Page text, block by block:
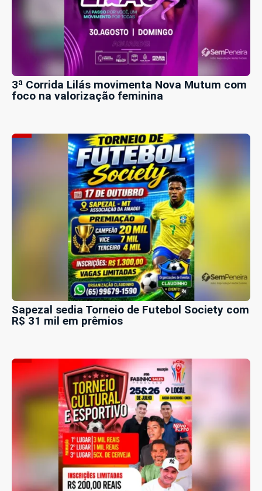
3ª Corrida Lilás movimenta Nova Mutum com
foco na valorização feminina
Sapezal sedia Torneio de Futebol Society com
R$ 31 mil em prêmios